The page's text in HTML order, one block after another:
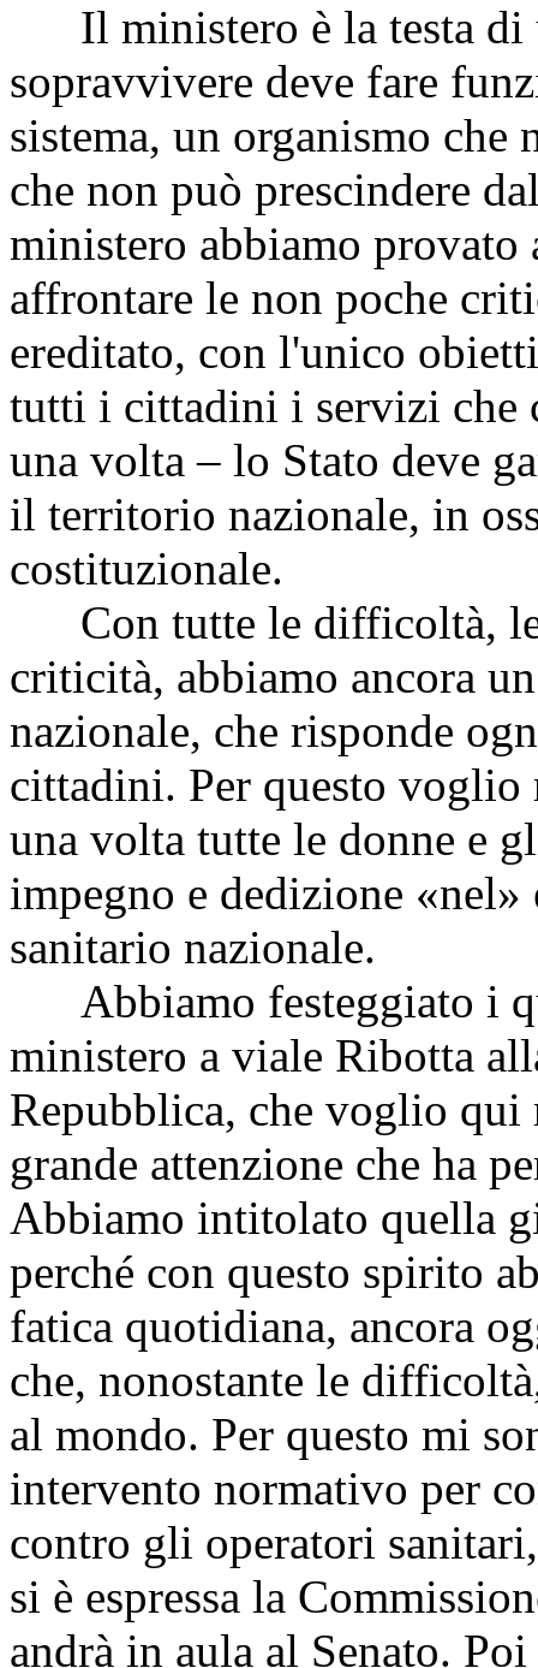
Il ministero è la testa di
sopravvivere deve fare
sistema, un organismo che
che non può prescindere
ministero abbiamo provato
affrontare le non poche
ereditato, con l'unico
tutti i cittadini i servizi che
una volta – lo Stato deve
il territorio nazionale, in
costituzionale.
Con tutte le difficoltà, le
criticità, abbiamo ancora
nazionale, che risponde
cittadini. Per questo voglio
una volta tutte le donne e
impegno e dedizione
sanitario nazionale.
Abbiamo festeggiato i
ministero a viale Ribotta
Repubblica, che voglio qui
grande attenzione che ha
Abbiamo intitolato quella
perché con questo spirito
fatica quotidiana, ancora
che, nonostante le
al mondo. Per questo mi
intervento normativo per
contro gli operatori
si è espressa la
andrà in aula al Senato. Poi